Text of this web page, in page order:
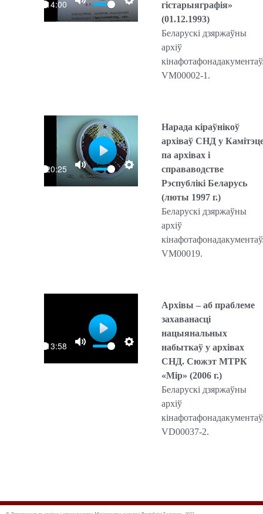
14:00
l
гістарыяграфія»
(01.12.1993)
Беларускі дзяржаўны
архіў
VM00002-1.
20:25
P
l
Нарада кіраўнікоў
архіваў СНД у
па архівах і
справаводстве
Рэспублікі Беларусь
(люты 1997 г.)
Беларускі дзяржаўны
архіў
VM00019.
13:58
P
Архівы – аб праблеме
захаванасці
нацыянальных
набыткаў у архівах
СНД. Сюжэт МТРК
«Мір» (2006 г.)
Беларускі дзяржаўны
архіў
VD00037-2.